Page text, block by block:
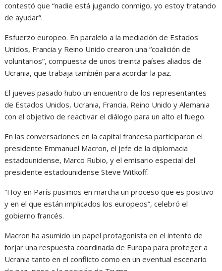
contestó que “nadie está jugando conmigo, yo estoy tratando
de ayudar”.
Esfuerzo europeo. En paralelo a la mediación de Estados
Unidos, Francia y Reino Unido crearon una “coalición de
voluntarios”, compuesta de unos treinta países aliados de
Ucrania, que trabaja también para acordar la paz.
El jueves pasado hubo un encuentro de los representantes
de Estados Unidos, Ucrania, Francia, Reino Unido y Alemania
con el objetivo de reactivar el diálogo para un alto el fuego.
En las conversaciones en la capital francesa participaron el
presidente Emmanuel Macron, el jefe de la diplomacia
estadounidense, Marco Rubio, y el emisario especial del
presidente estadounidense Steve Witkoff.
“Hoy en París pusimos en marcha un proceso que es positivo
y en el que están implicados los europeos”, celebró el
gobierno francés.
Macron ha asumido un papel protagonista en el intento de
forjar una respuesta coordinada de Europa para proteger a
Ucrania tanto en el conflicto como en un eventual escenario